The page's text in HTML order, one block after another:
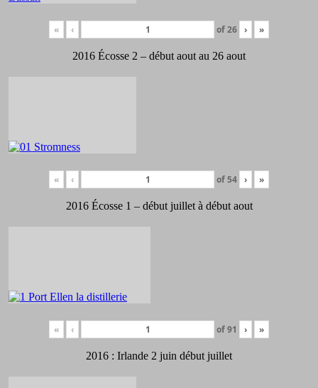
« ‹ of26 › »
2016 Écosse 2 – début aout au 26 aout
« ‹ of54 › »
2016 Écosse 1 – début juillet à début aout
« ‹ of91 › »
2016 : Irlande 2 juin début juillet